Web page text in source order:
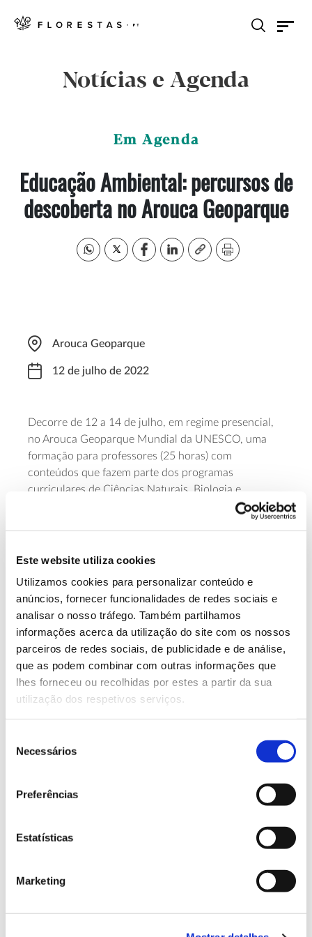
Este website utiliza cookies
Utilizamos cookies para personalizar conteúdo e
anúncios, fornecer funcionalidades de redes sociais e
analisar o nosso tráfego. Também partilhamos
informações acerca da utilização do site com os nossos
parceiros de redes sociais, de publicidade e de análise,
que as podem combinar com outras informações que
lhes forneceu ou recolhidas por estes a partir da sua
utilização dos respetivos serviços.
Necessários
Preferências
Estatísticas
Marketing
Notícias e Agenda
Em Agenda
Educação Ambiental: percursos de
descoberta no Arouca Geoparque
Arouca Geoparque
12 de julho de 2022
Decorre de 12 a 14 de julho, em regime presencial,
no Arouca Geoparque Mundial da UNESCO, uma
formação para professores (25 horas) com
conteúdos que fazem parte dos programas
curriculares de Ciências Naturais, Biologia e
Secundário. As temáticas estão relacionadas com a
biodiversidade. O valor da formação varia para
da Natureza, que promove este curso.
Saiba mais sobre esta formação.
13.07.2026
Genoma do priolo e de outras espécies em risco:
conhecer para conservar
02.07.2026
Registar galhas de Trichi em acácia-das-espigas:
cidadãos chamados a ajudar